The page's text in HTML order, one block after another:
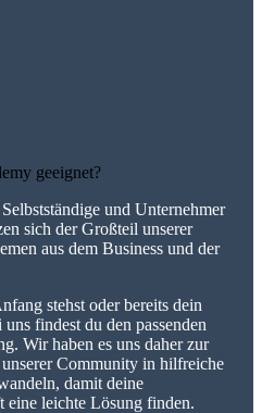
geeignet?
und Unternehmer
sich der Großteil unserer
aus dem Business und der
stehst oder bereits dein
findest du den passenden
Wir haben es uns daher zur
Community in hilfreiche
damit deine
leichte Lösung finden.